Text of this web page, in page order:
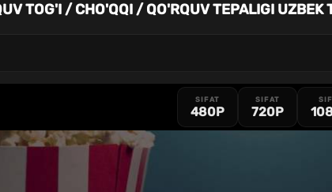
TOG'I / CHO'QQI / QO'RQUV TEPALIGI UZBEK
SIFAT
480P
SIFAT
720P